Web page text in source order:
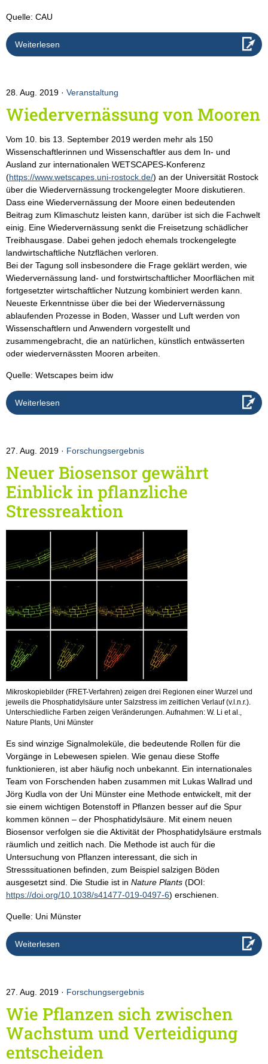
Quelle: CAU
Weiterlesen
28. Aug. 2019 Veranstaltung
Wiedervernässung von Mooren
Vom 10. bis 13. September 2019 werden mehr als 150
Wissenschaftlerinnen und Wissenschaftler aus dem In- und
Ausland zur internationalen WETSCAPES-Konferenz
(https://www.wetscapes.uni-rostock.de/) an der Universität Rostock
über die Wiedervernässung trockengelegter Moore diskutieren.
Dass eine Wiedervernässung der Moore einen bedeutenden
Beitrag zum Klimaschutz leisten kann, darüber ist sich die Fachwelt
einig. Eine Wiedervernässung senkt die Freisetzung schädlicher
Treibhausgase. Dabei gehen jedoch ehemals trockengelegte
landwirtschaftliche Nutzflächen verloren.
Bei der Tagung soll insbesondere die Frage geklärt werden, wie
Wiedervernässung land- und forstwirtschaftlicher Moorflächen mit
fortgesetzter wirtschaftlicher Nutzung kombiniert werden kann.
Neueste Erkenntnisse über die bei der Wiedervernässung
ablaufenden Prozesse in Boden, Wasser und Luft werden von
Wissenschaftlern und Anwendern vorgestellt und
zusammengebracht, die an natürlichen, künstlich entwässerten
oder wiedervernässten Mooren arbeiten.
Quelle: Wetscapes beim idw
Weiterlesen
27. Aug. 2019 Forschungsergebnis
Neuer Biosensor gewährt
Einblick in pflanzliche
Stressreaktion
Mikroskopiebilder (FRET-Verfahren) zeigen drei Regionen einer Wurzel und
jeweils die Phosphatidylsäure unter Salzstress im zeitlichen Verlauf (v.l.n.r.).
Unterschiedliche Farben zeigen Veränderungen. Aufnahmen: W. Li et al.,
Nature Plants, Uni Münster
Es sind winzige Signalmoleküle, die bedeutende Rollen für die
Vorgänge in Lebewesen spielen. Wie genau diese Stoffe
funktionieren, ist aber häufig noch unbekannt. Ein internationales
Team von Forschenden haben zusammen mit Lukas Wallrad und
Jörg Kudla von der Uni Münster eine Methode entwickelt, mit der
sie einem wichtigen Botenstoff in Pflanzen besser auf die Spur
kommen können – der Phosphatidylsäure. Mit einem neuen
Biosensor verfolgen sie die Aktivität der Phosphatidylsäure erstmals
räumlich und zeitlich nach. Die Methode ist auch für die
Untersuchung von Pflanzen interessant, die sich in
Stresssituationen befinden, zum Beispiel salzigen Böden
ausgesetzt sind. Die Studie ist in Nature Plants (DOI:
https://doi.org/10.1038/s41477-019-0497-6) erschienen.
Quelle: Uni Münster
Weiterlesen
27. Aug. 2019 Forschungsergebnis
Wie Pflanzen sich zwischen
Wachstum und Verteidigung
entscheiden